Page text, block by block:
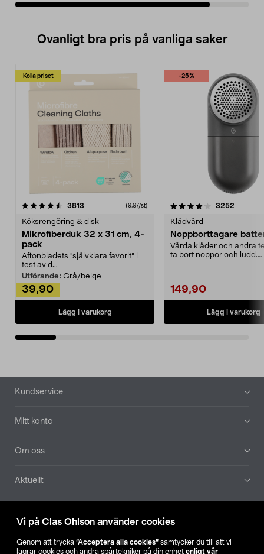
Vi på Clas Ohlson använder cookies
Genom att trycka ”Acceptera alla cookies” samtycker du till att vi
lagrar cookies och andra spårtekniker på din enhet enligt vår
Ovanligt bra pris på vanliga saker
Kolla priset
3813 (9,97/st)
Köksrengöring & disk
Mikrofiberduk 32 x 31 cm, 4-
pack
Aftonbladets "självklara favorit” i
test av d...
Utförande: Grå/beige
39,90
Lägg i varukorg
-25%
4.0av 5 stjärnor 3252
Klädvård
Noppborttagare
Vårda kläder och andra
ta bort noppor och ludd.
149,90
Lägg i varukorg
4.5av 5 stjärnor
Sidfot
Kundservice
Mitt konto
Om oss
Aktuellt
Hitta butik